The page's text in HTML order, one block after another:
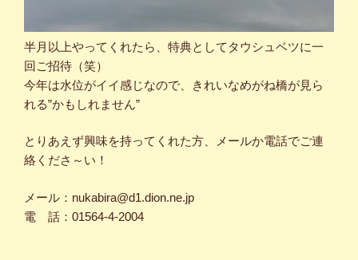
半月以上やってくれたら、特典としてタウシュベツに一
回ご招待（笑）
今年は水位がイイ感じなので、きれいなめがね橋が見ら
れる”かもしれません”
とりあえず興味を持ってくれた方、メールか電話でご連
絡くださ～い！
メール：nukabira@d1.dion.ne.jp
電 話：01564-4-2004